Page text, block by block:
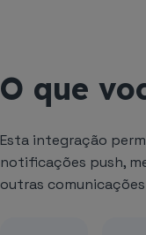
O que
Esta integração
notificações push,
outras